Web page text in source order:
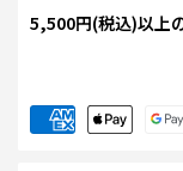
5,500円(税込)以上